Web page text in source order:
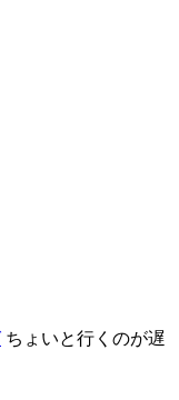
ちょいと行くのが遅